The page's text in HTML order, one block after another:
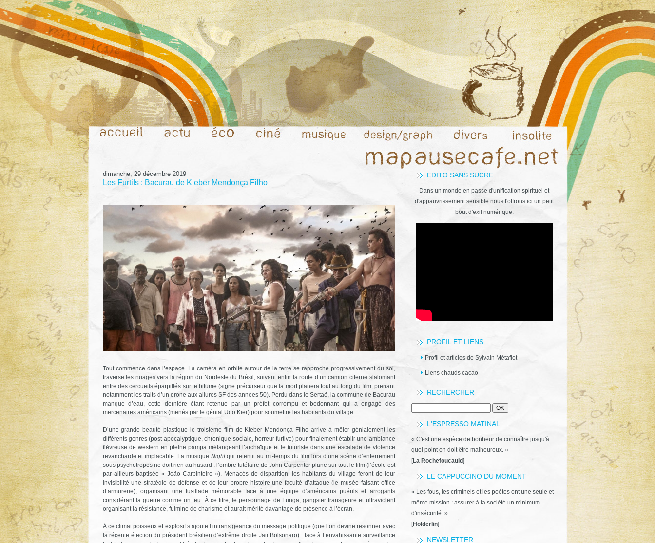
EDITO SANS SUCRE
Dans un monde en passe d'unification spirituel et
d'appauvrissement sensible nous t'offrons ici un petit
bout d'exil numérique.
PROFIL ET LIENS
Profil et articles de Sylvain Métafiot
Liens chauds cacao
RECHERCHER
L'ESPRESSO MATINAL
« C'est une espèce de bonheur de connaître jusqu'à
quel point on doit être malheureux. »
[La Rochefoucauld]
LE CAPPUCCINO DU MOMENT
« Les fous, les criminels et les poètes ont une seule et
même mission : assurer à la société un minimum
d'insécurité. »
[Hölderlin]
NEWSLETTER
dimanche, 29 décembre 2019
Les Furtifs : Bacurau de Kleber Mendonça Filho
Tout commence dans l’espace. La caméra en orbite autour de la terre se rapproche progressivement du sol,
traverse les nuages vers la région du Nordeste du Brésil, suivant enfin la route d’un camion citerne slalomant
entre des cercueils éparpillés sur le bitume (signe précurseur que la mort planera tout au long du film, prenant
notamment les traits d’un drone aux allures SF des années 50). Perdu dans le Sertaõ, la commune de Bacurau
manque d’eau, cette dernière étant retenue par un préfet corrompu et bedonnant qui a engagé des
mercenaires américains (menés par le génial Udo Kier) pour soumettre les habitants du village.
D’une grande beauté plastique le troisième film de Kleber Mendonça Filho arrive à mêler génialement les
différents genres (post-apocalyptique, chronique sociale, horreur furtive) pour finalement établir une ambiance
fiévreuse de western en pleine pampa mélangeant l’archaïque et le futuriste dans une escalade de violence
revancharde et implacable. La musique Nightqui retentit au mi-temps du film lors d’une scène d’enterrement
sous psychotropes ne doit rien au hasard : l’ombre tutélaire de John Carpenter plane sur tout le film (l’école est
par ailleurs baptisée « João Carpinteiro »). Menacés de disparition, les habitants du village feront de leur
invisibilité une stratégie de défense et de leur propre histoire une faculté d’attaque (le musée faisant office
d’armurerie), organisant une fusillade mémorable face à une équipe d’américains puérils et arrogants
considérant la guerre comme un jeu. À ce titre, le personnage de Lunga, gangster transgenre et ultraviolent
organisant la résistance, fulmine de charisme et aurait mérité davantage de présence à l’écran.
À ce climat poisseux et explosif s’ajoute l’intransigeance du message politique (que l’on devine résonner avec
la récente élection du président brésilien d’extrême droite Jair Bolsonaro) : face à l’envahissante surveillance